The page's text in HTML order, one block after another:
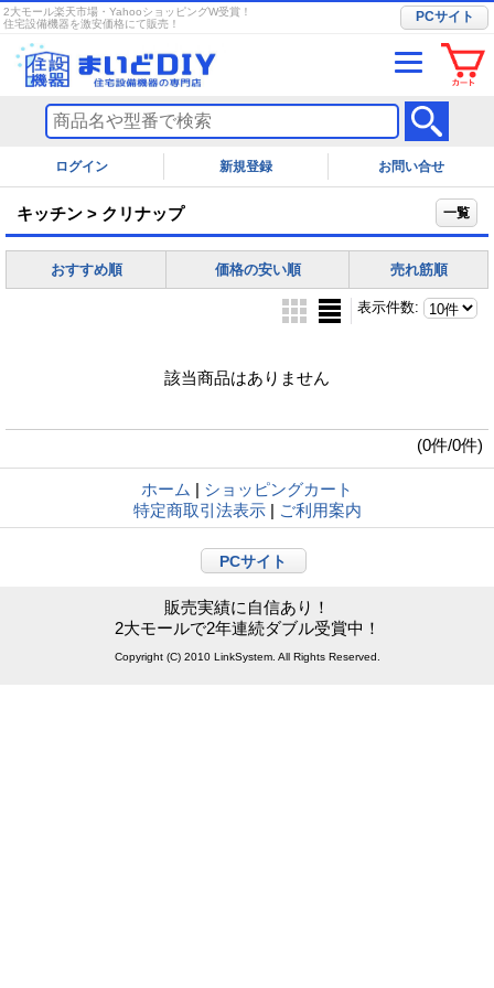
2大モール楽天市場・YahooショッピングW受賞！
住宅設備機器を激安価格にて販売！
PCサイト
ログイン お問い合せ
キッチン > クリナップ 一覧
おすすめ順 価格の安い順 売れ筋順
表示件数:
該当商品はありません
(0件/0件)
ホーム | ショッピングカート
特定商取引法表示 | ご利用案内
PCサイト
販売実績に自信あり！
2大モールで2年連続ダブル受賞中！
Copyright (C) 2010 LinkSystem. All Rights Reserved.